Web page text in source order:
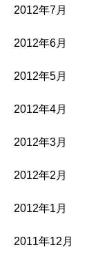
2012年7月
2012年6月
2012年5月
2012年4月
2012年3月
2012年2月
2012年1月
2011年12月